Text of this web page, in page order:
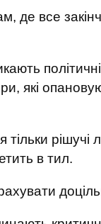
де все
які
рішучі
в тил.